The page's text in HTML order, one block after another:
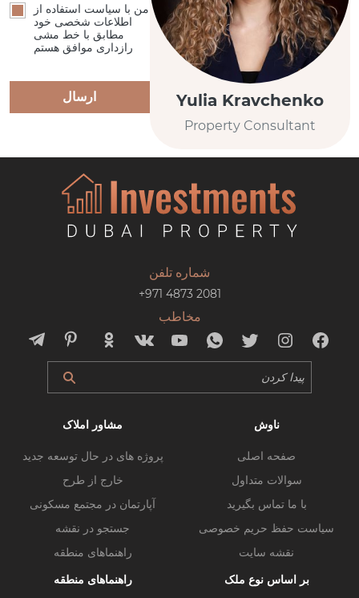
Yulia Kravchenko
Property Consultant
من با سیاست استفاده از
اطلاعات شخصی خود
مطابق با خط مشی
رازداری موافق هستم
ارسال
شماره تلفن
+971 4873 2081
مخاطب
ناوش
صفحه اصلی
سوالات متداول
با ما تماس بگیرید
سیاست حفظ حریم خصوصی
نقشه سایت
مشاور املاک
پروژه های در حال توسعه جدید
خارج از طرح
آپارتمان در مجتمع مسکونی
جستجو در نقشه
راهنماهای منطقه
بر اساس نوع ملک
راهنماهای منطقه